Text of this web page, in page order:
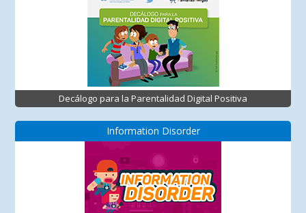
Decálogo para la Parentalidad Digital Positiva
Information Disorder